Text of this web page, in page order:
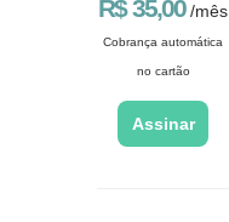
R$ 35,00/mês
Cobrança automática
no cartão
Assinar